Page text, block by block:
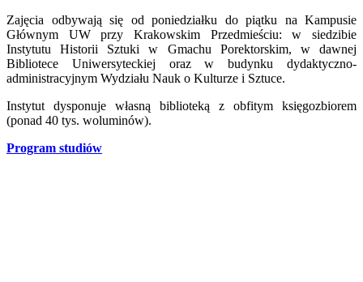
Zajęcia odbywają się od poniedziałku do piątku na Kampusie
Głównym UW przy Krakowskim Przedmieściu: w siedzibie
Instytutu Historii Sztuki w Gmachu Porektorskim, w dawnej
Bibliotece Uniwersyteckiej oraz w budynku dydaktyczno-
administracyjnym Wydziału Nauk o Kulturze i Sztuce.
Instytut dysponuje własną biblioteką z obfitym księgozbiorem
(ponad 40 tys. woluminów).
Program studiów